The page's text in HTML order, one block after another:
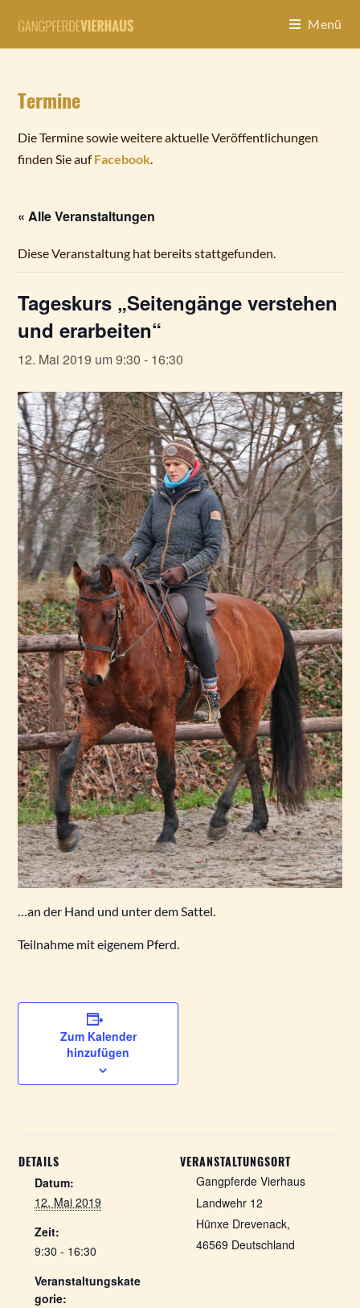
Inhalt
Menü
Termine
Die Termine sowie weitere aktuelle Veröffentlichungen
finden Sie aufFacebook.
« Alle Veranstaltungen
Diese Veranstaltung hat bereits stattgefunden.
Tageskurs „Seitengänge verstehen
und erarbeiten“
12. Mai 2019 um 9:30 - 16:30
…an der Hand und unter dem Sattel.
Teilnahme mit eigenem Pferd.
Zum Kalender
hinzufügen
DETAILS
Datum:
12. Mai 2019
Zeit:
9:30 - 16:30
Veranstaltungskate
gorie:
VERANSTALTUNGSORT
Gangpferde Vierhaus
Landwehr 12
Hünxe Drevenack,
46569 Deutschland